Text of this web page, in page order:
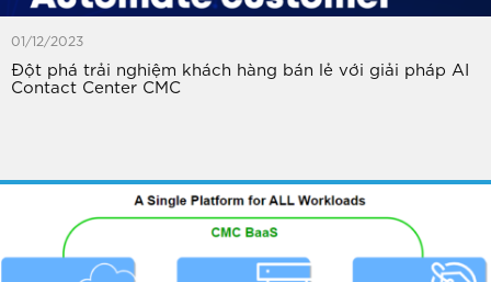
01/12/2023
Đột phá trải nghiệm khách hàng bán lẻ với giải pháp AI
Contact Center CMC